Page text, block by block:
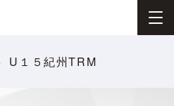
U１５紀州TRM